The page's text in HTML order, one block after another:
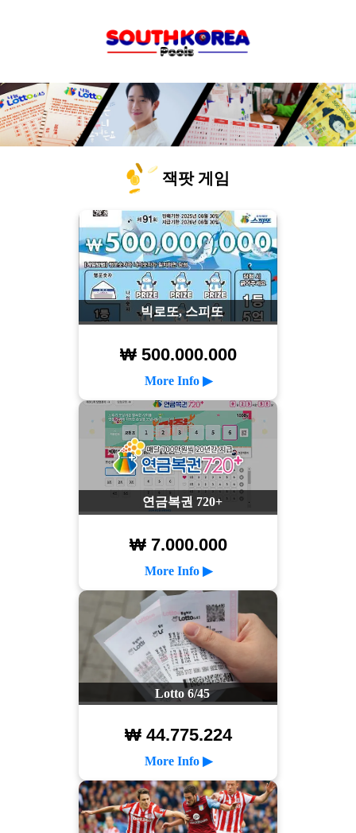
잭팟 게임
빅로또, 스피또
₩ 500.000.000
More Info ▶
연금복권 720+
₩ 7.000.000
More Info ▶
Lotto 6/45
₩ 44.775.224
More Info ▶